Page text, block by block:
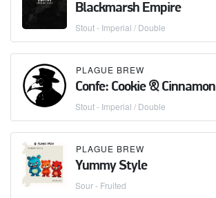
Blackmarsh Empire
Stout - Imperial / Double
PLAGUE BREW
Confe: Cookie & Cinnamon
Stout - Imperial / Double
PLAGUE BREW
Yummy Style
Sour - Fruited